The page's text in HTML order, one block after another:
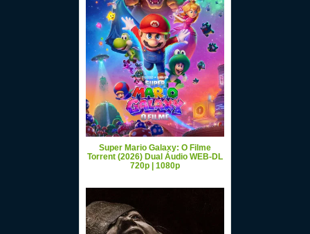
Super Mario Galaxy: O Filme
Torrent (2026) Dual Áudio WEB-DL
720p | 1080p